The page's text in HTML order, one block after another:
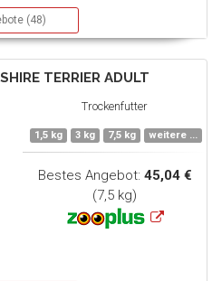
(48)
TERRIER ADULT
Trockenfutter
1,5 kg 3 kg 7,5 kg weitere ...
Bestes Angebot: 45,04 €
(7,5 kg)